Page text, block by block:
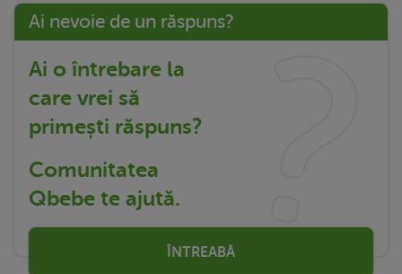
Ai nevoie de un răspuns?
Ai o întrebare la
care vrei să
primești răspuns?
Comunitatea
Qbebe te ajută.
ÎNTREABĂ